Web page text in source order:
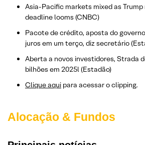
Asia-Pacific markets mixed as
deadline looms (CNBC)
Pacote de crédito, aposta do
juros em um terço, diz secretário
Aberta a novos investidores, Strada
bilhões em 2025l (Estadão)
Clique aqui para acessar o clipping.
Alocação & Fundos